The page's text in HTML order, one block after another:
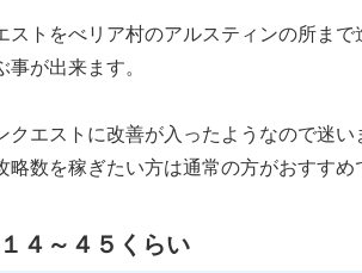
ストをべリア村のアルスティンの所ま
事が出来ます。
クエストに改善が入ったようなので迷
略数を稼ぎたい方は通常の方がおすすめ
４～４５くらい